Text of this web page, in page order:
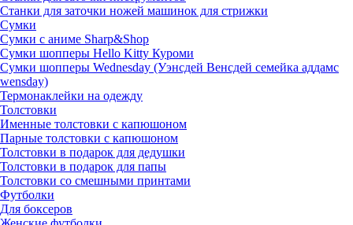
Станки для заточки ножей машинок для стрижки
Сумки
Сумки с аниме Sharp&Shop
Сумки шопперы Hello Kitty Куроми
Сумки шопперы Wednesday (Уэнсдей Венсдей семейка аддамс
wensday)
Термонаклейки на одежду
Толстовки
Именные толстовки с капюшоном
Парные толстовки с капюшоном
Толстовки в подарок для дедушки
Толстовки в подарок для папы
Толстовки со смешными принтами
Футболки
Для боксеров